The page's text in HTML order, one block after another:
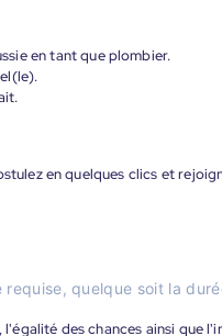
en tant que plombier.
en quelques clics et
requise, quelque soit la
des chances ainsi que